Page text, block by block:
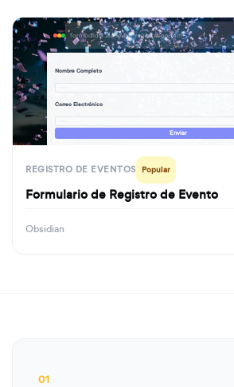
formbuilder.ai/f/event-registration-form
Nombre Completo
Correo Electrónico
Enviar
REGISTRO DE EVENTOS Popular
Formulario de Registro de Evento
Obsidian
01